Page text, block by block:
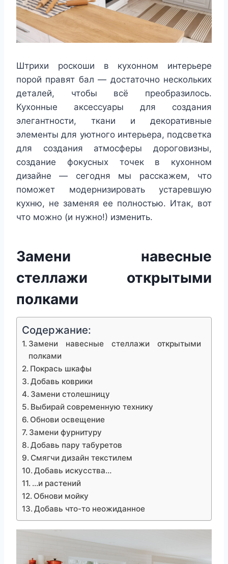
Штрихи роскоши в кухонном интерьере
порой правят бал — достаточно нескольких
деталей, чтобы всё преобразилось.
Кухонные аксессуары для создания
элегантности, ткани и декоративные
элементы для уютного интерьера, подсветка
для создания атмосферы дороговизны,
создание фокусных точек в кухонном
дизайне — сегодня мы расскажем, что
поможет модернизировать устаревшую
кухню, не заменяя ее полностью. Итак, вот
что можно (и нужно!) изменить.
Замени навесные
стеллажи открытыми
полками
Содержание:
Замени навесные стеллажи открытыми
полками
Покрась шкафы
Добавь коврики
Замени столешницу
Выбирай современную технику
Обнови освещение
Замени фурнитуру
Добавь пару табуретов
Смягчи дизайн текстилем
Добавь искусства…
…и растений
Обнови мойку
Добавь что-то неожиданное